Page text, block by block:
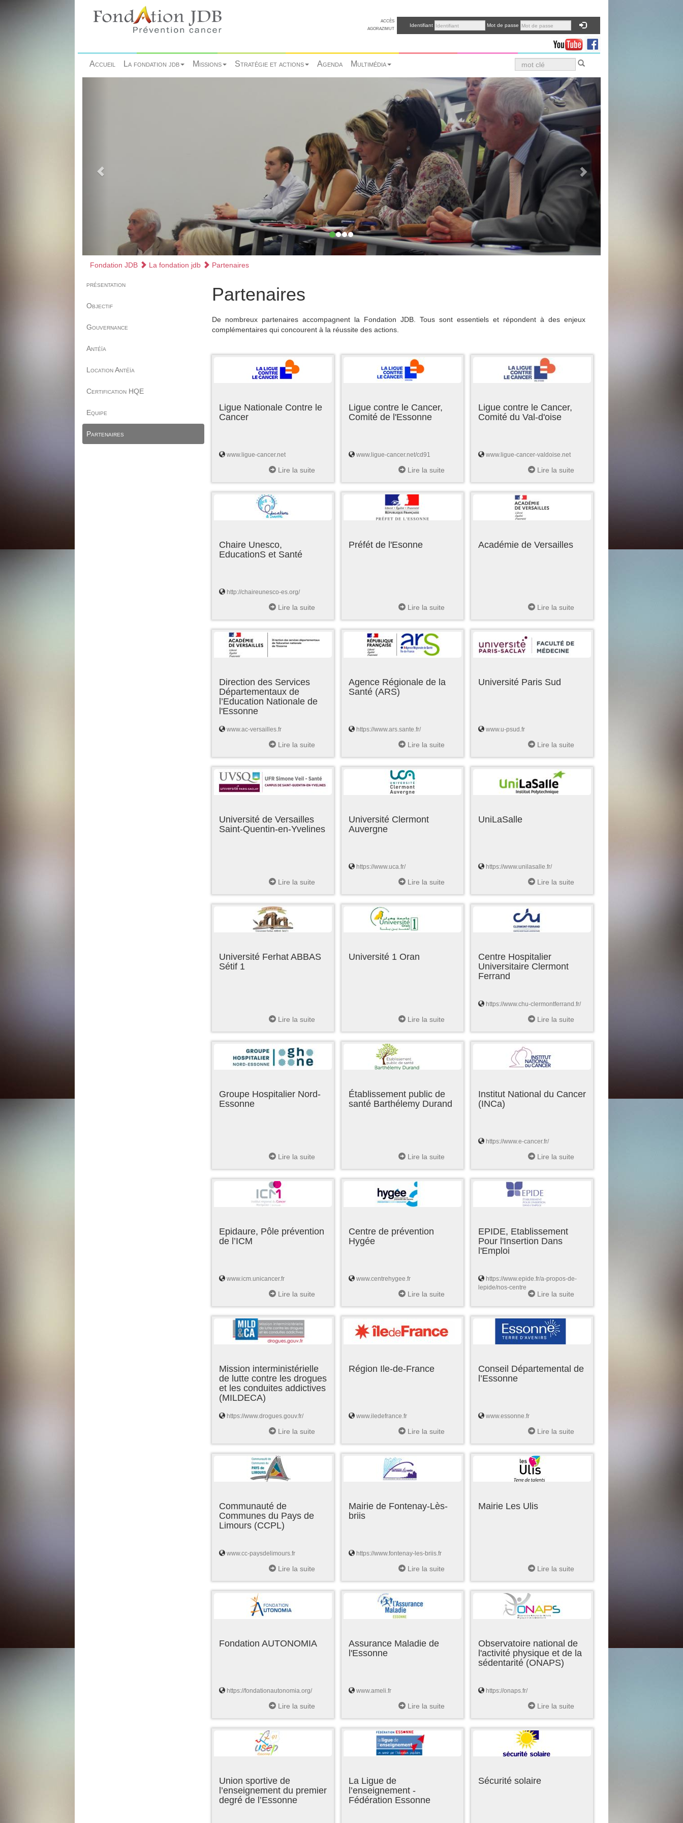
accès
agorazimut
Identifiant Mot de passe
Accueil La fondation jdb Missions Stratégie et actions Agenda Multimédia
Fondation JDB La fondation jdb Partenaires
présentation
Objectif
Gouvernance
Antéïa
Location Antéïa
Certification HQE
Equipe
Partenaires
Partenaires
De nombreux partenaires accompagnent la Fondation JDB. Tous sont essentiels et répondent à des enjeux
complémentaires qui concourent à la réussite des actions.
Ligue Nationale Contre le
Cancer
www.ligue-cancer.net
Lire la suite
Ligue contre le Cancer,
Comité de l'Essonne
www.ligue-cancer.net/cd91
Lire la suite
Ligue contre le Cancer,
Comité du Val-d'oise
www.ligue-cancer-valdoise.net
Lire la suite
Chaire Unesco,
EducationS et Santé
http://chaireunesco-es.org/
Lire la suite
Préfét de l'Esonne
Lire la suite
Académie de Versailles
Lire la suite
Direction des Services
Départementaux de
l’Education Nationale de
l'Essonne
www.ac-versailles.fr
Lire la suite
Agence Régionale de la
Santé (ARS)
https://www.ars.sante.fr/
Lire la suite
Université Paris Sud
www.u-psud.fr
Lire la suite
Université de Versailles
Saint-Quentin-en-Yvelines
Lire la suite
Université Clermont
Auvergne
https://www.uca.fr/
Lire la suite
UniLaSalle
https://www.unilasalle.fr/
Lire la suite
Université Ferhat ABBAS
Sétif 1
Lire la suite
Université 1 Oran
Lire la suite
Centre Hospitalier
Universitaire Clermont
Ferrand
https://www.chu-clermontferrand.fr/
Lire la suite
Groupe Hospitalier Nord-
Essonne
Lire la suite
Établissement public de
santé Barthélemy Durand
Lire la suite
Institut National du Cancer
(INCa)
https://www.e-cancer.fr/
Lire la suite
Epidaure, Pôle prévention
de l’ICM
www.icm.unicancer.fr
Lire la suite
Centre de prévention
Hygée
www.centrehygee.fr
Lire la suite
EPIDE, Etablissement
Pour l'Insertion Dans
l'Emploi
https://www.epide.fr/a-propos-de-
lepide/nos-centre
Lire la suite
Mission interministérielle
de lutte contre les drogues
et les conduites addictives
(MILDECA)
https://www.drogues.gouv.fr/
Lire la suite
Région Ile-de-France
www.iledefrance.fr
Lire la suite
Conseil Départemental de
l’Essonne
www.essonne.fr
Lire la suite
Communauté de
Communes du Pays de
Limours (CCPL)
www.cc-paysdelimours.fr
Lire la suite
Mairie de Fontenay-Lès-
briis
https://www.fontenay-les-briis.fr
Lire la suite
Mairie Les Ulis
Lire la suite
Fondation AUTONOMIA
https://fondationautonomia.org/
Lire la suite
Assurance Maladie de
l'Essonne
www.ameli.fr
Lire la suite
Observatoire national de
l'activité physique et de la
sédentarité (ONAPS)
https://onaps.fr/
Lire la suite
Union sportive de
l’enseignement du premier
degré de l’Essonne
La Ligue de
l’enseignement -
Fédération Essonne
Sécurité solaire